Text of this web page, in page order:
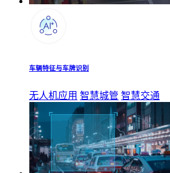
车辆特征与车牌识别
无人机应用 智慧城管 智慧交通